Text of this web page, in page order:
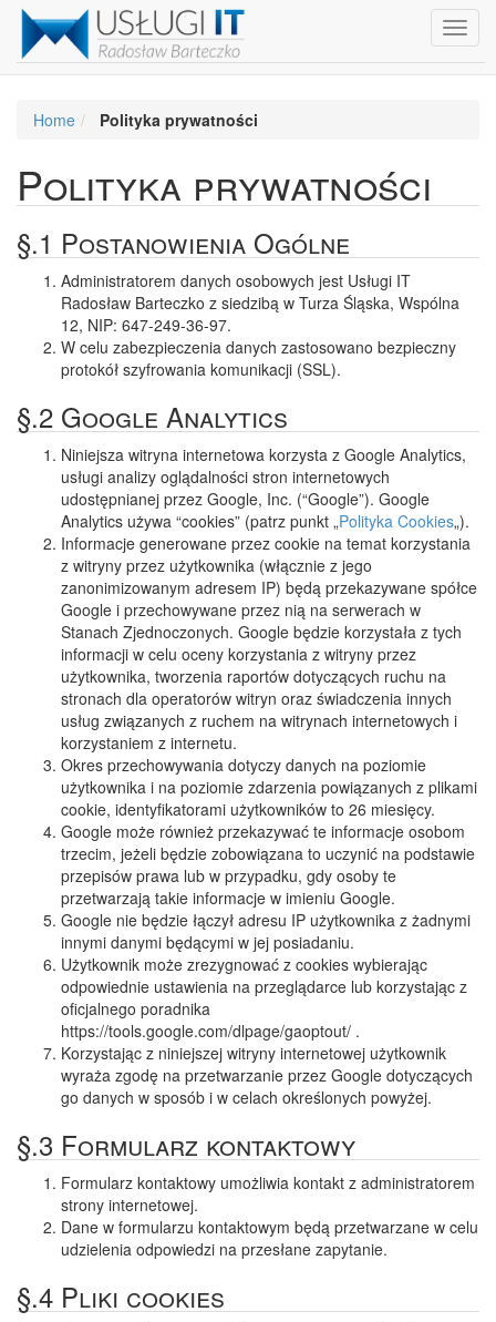
Home Polityka prywatności
Polityka prywatności
§.1 Postanowienia Ogólne
Administratorem danych osobowych jest Usługi IT
Radosław Barteczko z siedzibą w Turza Śląska, Wspólna
12, NIP: 647-249-36-97.
W celu zabezpieczenia danych zastosowano bezpieczny
protokół szyfrowania komunikacji (SSL).
§.2 Google Analytics
Niniejsza witryna internetowa korzysta z Google Analytics,
usługi analizy oglądalności stron internetowych
udostępnianej przez Google, Inc. (“Google”). Google
Analytics używa “cookies” (patrz punkt „Polityka Cookies„).
Informacje generowane przez cookie na temat korzystania
z witryny przez użytkownika (włącznie z jego
zanonimizowanym adresem IP) będą przekazywane spółce
Google i przechowywane przez nią na serwerach w
Stanach Zjednoczonych. Google będzie korzystała z tych
informacji w celu oceny korzystania z witryny przez
użytkownika, tworzenia raportów dotyczących ruchu na
stronach dla operatorów witryn oraz świadczenia innych
usług związanych z ruchem na witrynach internetowych i
korzystaniem z internetu.
Okres przechowywania dotyczy danych na poziomie
użytkownika i na poziomie zdarzenia powiązanych z plikami
cookie, identyfikatorami użytkowników to 26 miesięcy.
Google może również przekazywać te informacje osobom
trzecim, jeżeli będzie zobowiązana to uczynić na podstawie
przepisów prawa lub w przypadku, gdy osoby te
przetwarzają takie informacje w imieniu Google.
Google nie będzie łączył adresu IP użytkownika z żadnymi
innymi danymi będącymi w jej posiadaniu.
Użytkownik może zrezygnować z cookies wybierając
odpowiednie ustawienia na przeglądarce lub korzystając z
oficjalnego poradnika
https://tools.google.com/dlpage/gaoptout/ .
Korzystając z niniejszej witryny internetowej użytkownik
wyraża zgodę na przetwarzanie przez Google dotyczących
go danych w sposób i w celach określonych powyżej.
§.3 Formularz kontaktowy
Formularz kontaktowy umożliwia kontakt z administratorem
strony internetowej.
Dane w formularzu kontaktowym będą przetwarzane w celu
udzielenia odpowiedzi na przesłane zapytanie.
§.4 Pliki cookies